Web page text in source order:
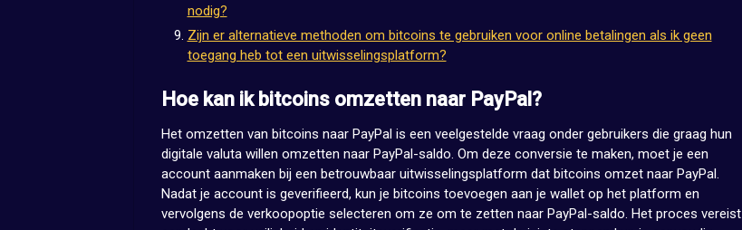
nodig?
Zijn er alternatieve methoden om bitcoins te gebruiken voor online betalingen als ik geen
toegang heb tot een uitwisselingsplatform?
Hoe kan ik bitcoins omzetten naar PayPal?
Het omzetten van bitcoins naar PayPal is een veelgestelde vraag onder gebruikers die graag hun
digitale valuta willen omzetten naar PayPal-saldo. Om deze conversie te maken, moet je een
account aanmaken bij een betrouwbaar uitwisselingsplatform dat bitcoins omzet naar PayPal.
Nadat je account is geverifieerd, kun je bitcoins toevoegen aan je wallet op het platform en
vervolgens de verkoopoptie selecteren om ze om te zetten naar PayPal-saldo. Het proces vereist